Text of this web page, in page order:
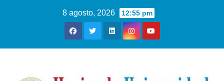
8 agosto, 2026 12:55 pm